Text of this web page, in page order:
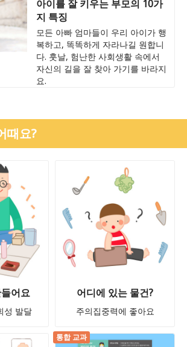
아이를 잘 키우는 부모의 10가
지 특징
모든 아빠 엄마들이 우리 아이가 행
복하고, 똑똑하게 자라나길 원합니
다. 훗날, 험난한 사회생활 속에서
자신의 길을 잘 찾아 가기를 바라지
요.
때요?
어요
성 발달
어디에 있는 물건?
주의집중력에 좋아요
통합 교과